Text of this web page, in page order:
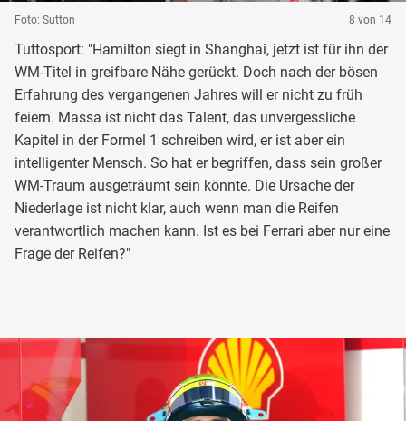
Foto: Sutton 8 von 14
Tuttosport: "Hamilton siegt in Shanghai, jetzt ist für ihn der
WM-Titel in greifbare Nähe gerückt. Doch nach der bösen
Erfahrung des vergangenen Jahres will er nicht zu früh
feiern. Massa ist nicht das Talent, das unvergessliche
Kapitel in der Formel 1 schreiben wird, er ist aber ein
intelligenter Mensch. So hat er begriffen, dass sein großer
WM-Traum ausgeträumt sein könnte. Die Ursache der
Niederlage ist nicht klar, auch wenn man die Reifen
verantwortlich machen kann. Ist es bei Ferrari aber nur eine
Frage der Reifen?"